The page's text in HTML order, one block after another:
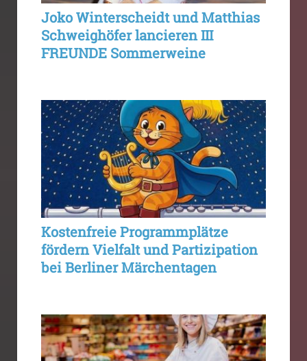
Joko Winterscheidt und Matthias
Schweighöfer lancieren III
FREUNDE Sommerweine
Kostenfreie Programmplätze
fördern Vielfalt und Partizipation
bei Berliner Märchentagen